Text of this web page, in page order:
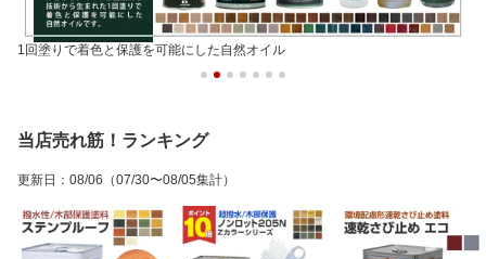
1回塗りで着色と保護を可能にした自然オイル
当店売れ筋！ランキング
更新日 ： 08/06 （07/30〜08/05集計）